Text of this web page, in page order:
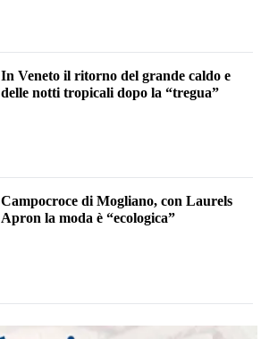
In Veneto il ritorno del grande caldo e
delle notti tropicali dopo la “tregua”
Campocroce di Mogliano, con Laurels
Apron la moda è “ecologica”